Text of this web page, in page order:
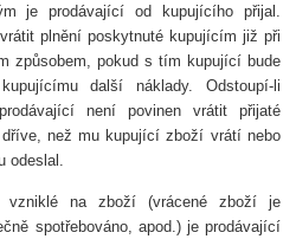
je prodávající od kupujícího přijal.
plnění poskytnuté kupujícím již při
způsobem, pokud s tím kupující bude
další náklady. Odstoupí-li
není povinen vrátit přijaté
než mu kupující zboží vrátí nebo
odeslal.
vzniklé na zboží (vrácené zboží je
spotřebováno, apod.) je prodávající